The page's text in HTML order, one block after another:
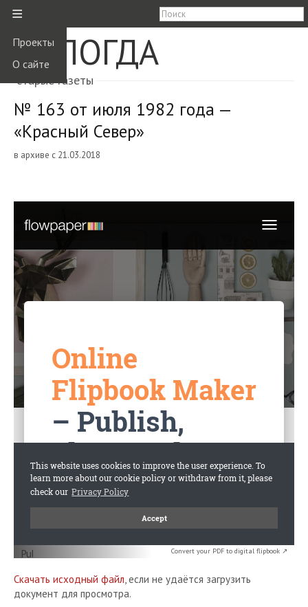
≡
Проекты
О сайте
ВОЛОГДА
старые газеты
№ 163 от июля 1982 года —
«Красный Север»
в архиве с 21.03.2018
Convert your PDF to digital flipbook ↗
Скачать исходный файл, если не удаётся загрузить
документ для просмотра.